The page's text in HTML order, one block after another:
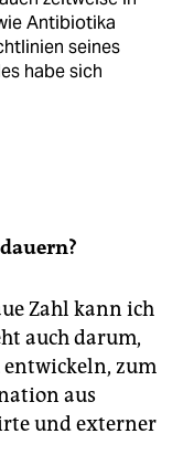
Antibiotika
seines
habe sich
wurden nach
hatten Hennen in
geschlossen.
Zahl kann ich
auch darum,
entwickeln, zum
aus
und externer